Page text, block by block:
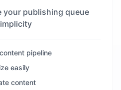
your publishing queue
pipeline
easily
content